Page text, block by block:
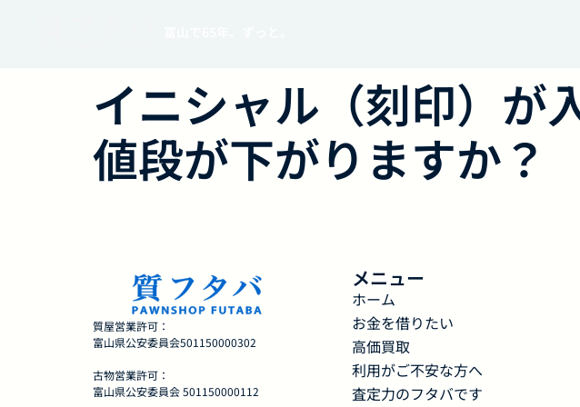
イニシャル（刻印）が
値段が下がりますか？
質屋営業許可：
富山県公安委員会501150000302
古物営業許可：
富山県公安委員会 501150000112
メニュー
ホーム
お金を借りたい
高価買取
利用がご不安な方へ
査定力のフタバです